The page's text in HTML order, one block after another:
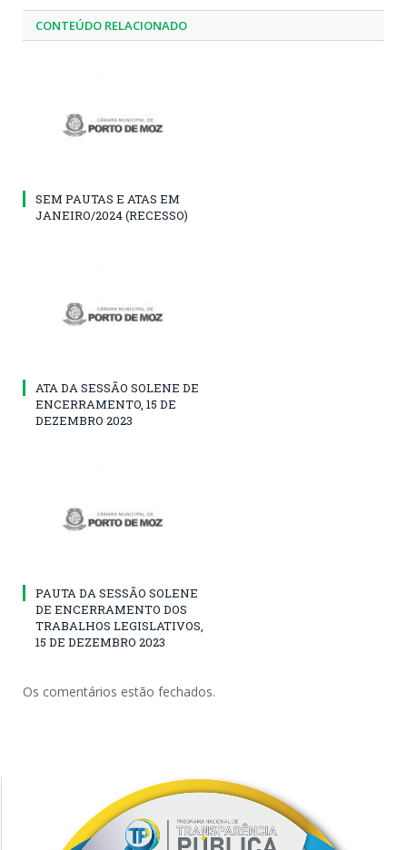
CONTEÚDO RELACIONADO
SEM PAUTAS E ATAS EM
JANEIRO/2024 (RECESSO)
ATA DA SESSÃO SOLENE DE
ENCERRAMENTO, 15 DE
DEZEMBRO 2023
PAUTA DA SESSÃO SOLENE
DE ENCERRAMENTO DOS
TRABALHOS LEGISLATIVOS,
15 DE DEZEMBRO 2023
Os comentários estão fechados.